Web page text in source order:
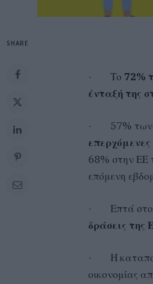
SHARE
· Το 72%
ένταξή της
· 57%
68% στην ΕΕ
επόμενη
· Επτά
δράσεις της
· Η
οικονομίας